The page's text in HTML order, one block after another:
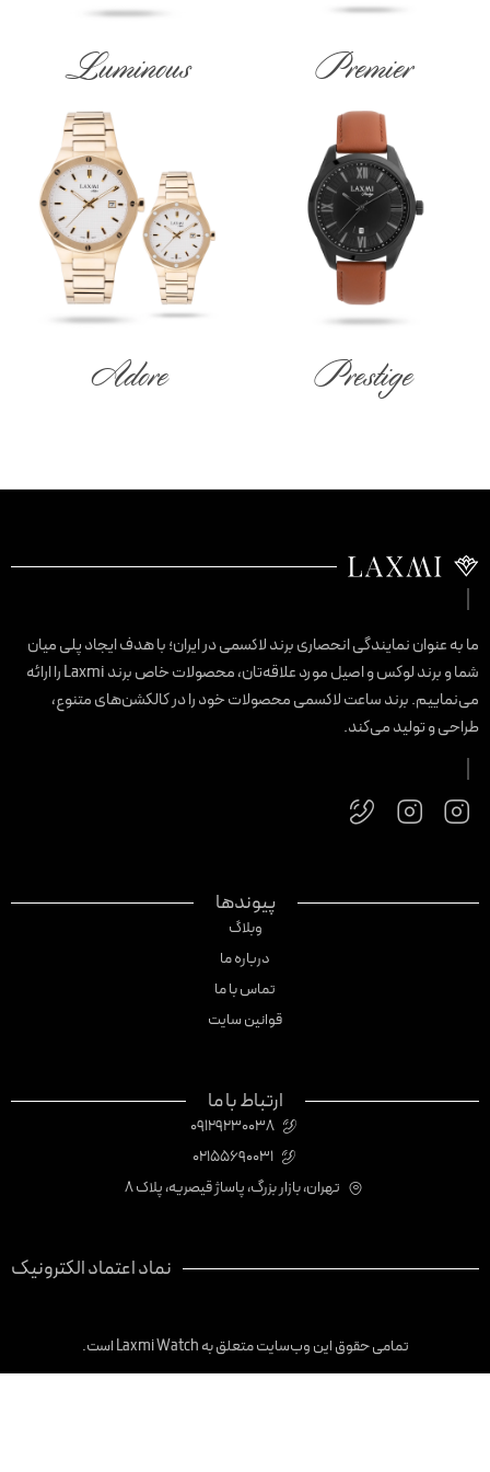
Premier
Luminous
Prestige
Adore
به عنوان نمایندگی انحصاری برند لاکسمی در ایران؛ با هدف ایجاد پلی میان
شما و برند لوکس و اصیل مورد علاقه‌تان، محصولات خاص برند Laxmi را ارائه
برند ساعت لاکسمی محصولات خود را در کالکشن‌های متنوع،
و تولید می‌کند.
پیوندها
وبلاگ
درباره ما
تماس با ما
قوانین سایت
ارتباط با ما
09129230038
02155690031
تهران، بازار بزرگ، پاساژ قیصریه، پلاک 8
نماد اعتماد الکترونیک
تمامی حقوق این وب‌سایت متعلق به Laxmi Watch است.